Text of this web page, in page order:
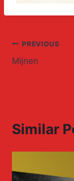
Post
navigation
PREVIOUS
Mijnen
Similar